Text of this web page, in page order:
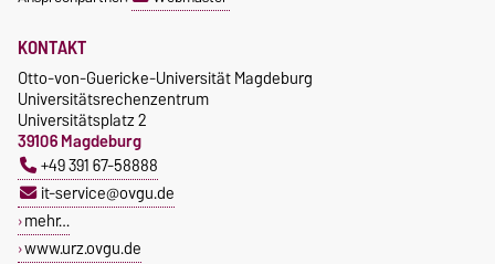
KONTAKT
Otto-von-Guericke-Universität Magdeburg
Universitätsrechenzentrum
Universitätsplatz 2
39106 Magdeburg
+49 391 67-58888
it-service@ovgu.de
mehr…
www.urz.ovgu.de